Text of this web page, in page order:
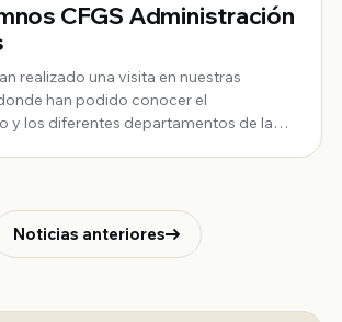
CFGS Administración
realizado una visita en nuestras
han podido conocer el
y los diferentes departamentos de la
Noticias anteriores